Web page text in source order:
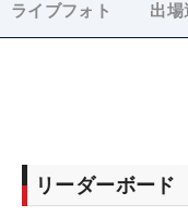
ライブフォト 出場
リーダーボード